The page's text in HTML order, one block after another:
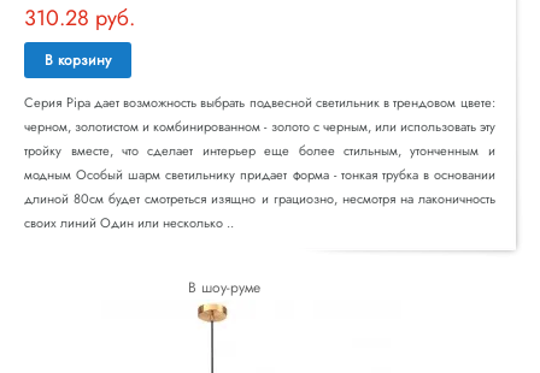
310.28 руб.
В корзину
Серия Pipa дает возможность выбрать подвесной светильник в трендовом цвете:
черном, золотистом и комбинированном - золото с черным, или использовать эту
тройку вместе, что сделает интерьер еще более стильным, утонченным и
модным Особый шарм светильнику придает форма - тонкая трубка в основании
длиной 80см будет смотреться изящно и грациозно, несмотря на лаконичность
своих линий Один или несколько ..
В шоу-руме